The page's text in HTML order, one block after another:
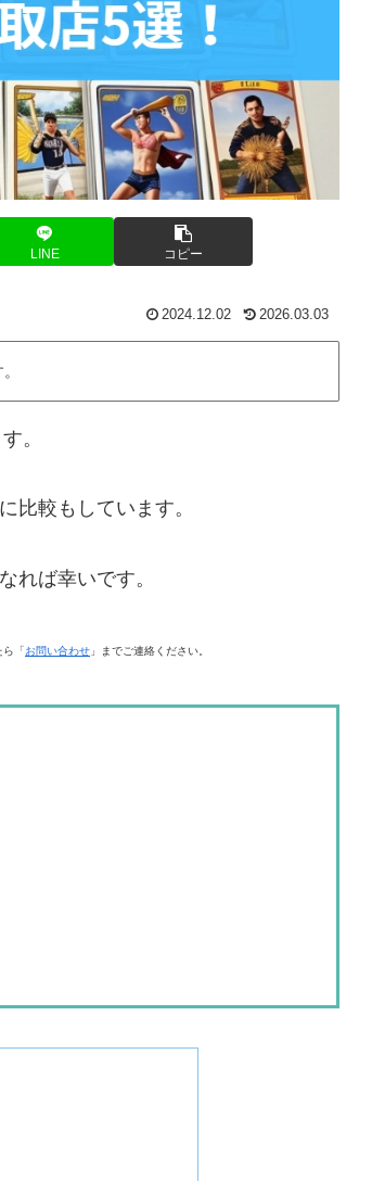
LINE コピー
2024.12.02 2026.03.03
。
比較もしています。
れば幸いです。
ら「お問い合わせ 」までご連絡ください。